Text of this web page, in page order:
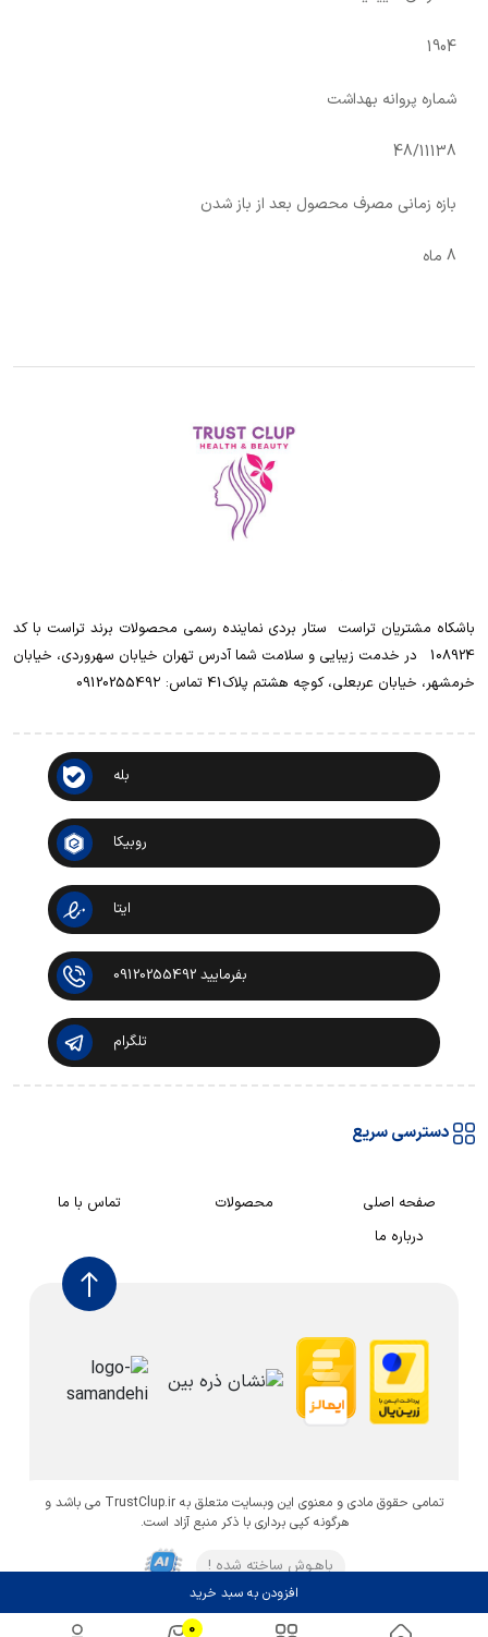
0
1904
شماره پروانه بهداشت
48/11138
بازه زمانی مصرف محصول بعد از باز شدن
8 ماه
باشکاه مشتریان تراست ‌ ‌ستار بردی نماینده رسمی محصولات برند تراست با کد
108924 ‌ ‌ در خدمت زیبایی و سلامت شما آدرس تهران خیابان سهروردی، خیابان
خرمشهر، خیابان عربعلی، کوچه هشتم پلاک41 تماس: 0912025549۲
بله
روبیکا
ایتا
بفرمایید 09120255492
تلگرام
دسترسی سریع
صفحه اصلی محصولات
تماس با ما
درباره ما
تمامی حقوق مادی و معنوی این وبسایت متعلق به TrustClup.ir می باشد و
هرگونه کپی برداری با ذکر منبع آزاد است.
باهـوش ساخته شده !
افزودن به سبد خرید